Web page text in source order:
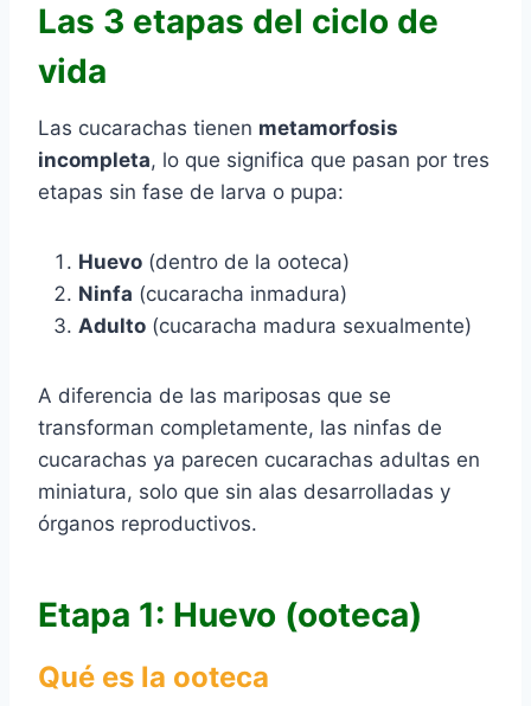
Las 3 etapas del ciclo de
vida
Las cucarachas tienen metamorfosis
incompleta, lo que significa que pasan por tres
etapas sin fase de larva o pupa:
Huevo (dentro de la ooteca)
Ninfa (cucaracha inmadura)
Adulto (cucaracha madura sexualmente)
A diferencia de las mariposas que se
transforman completamente, las ninfas de
cucarachas ya parecen cucarachas adultas en
miniatura, solo que sin alas desarrolladas y
órganos reproductivos.
Etapa 1: Huevo (ooteca)
Qué es la ooteca